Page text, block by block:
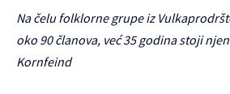
Na čelu folklorne grupe iz
oko 90 članova, već 35 godina stoji
Kornfeind